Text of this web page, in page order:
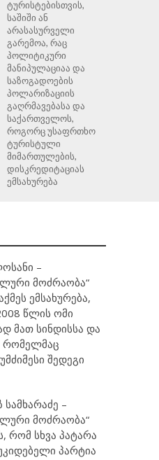
ტურისტებისთვის,
საშიში ან
არასასურველი
გარემოა, რაც
პოლიტიკური
მანიპულაციაა და
საზოგადოების
პოლარიზაციის
გაღრმავებასა და
საქართველოს,
როგორც უსაფრთხო
ტურისტული
მიმართულების,
დისკრედიტაციას
ემსახურება
–
მოძრაობა“
ემსახურება,
წლის ომი
მათ სინდისსა და
რომელმაც
შედეგი
–
მოძრაობა“
რომ სხვა პატარა
პარტია